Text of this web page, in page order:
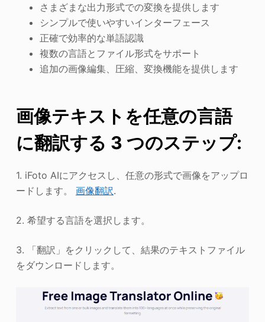
さまざまな出力形式での変換を提供します
シンプルで使いやすいインターフェース
正確で効率的な単語認識
複数の言語とファイル形式をサポート
追加の画像編集、圧縮、変換機能を提供します
画像テキストを任意の言語
に翻訳する 3 つのステップ:
1. iFoto AIにアクセスし、任意の形式で画像をアップロ
ードします。 画像翻訳.
2. 希望する言語を選択します。
3. 「翻訳」をクリックして、結果のテキストファイル
をダウンロードします。